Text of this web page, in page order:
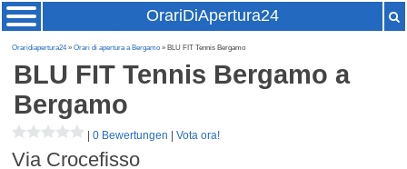
OrariDiApertura24
Oraridiapertura24»Orari di apertura a Bergamo » BLU FIT Tennis Bergamo
BLU FIT Tennis Bergamo a
Bergamo
|0 Bewertungen |Vota ora!
Via Crocefisso